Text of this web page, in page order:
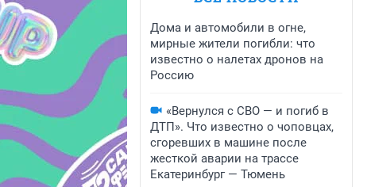
Дома и автомобили в огне,
мирные жители погибли: что
известно о налетах дронов на
Россию
«Вернулся с СВО — и погиб в
ДТП». Что известно о чоповцах,
сгоревших в машине после
жесткой аварии на трассе
Екатеринбург — Тюмень